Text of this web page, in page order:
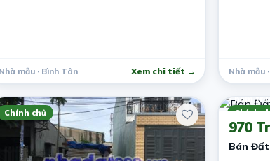
Nhà mẫu · Bình Tân Xem chi tiết → Nhà mẫu
Chính chủ Chính
7 năm
970
Bán Đất